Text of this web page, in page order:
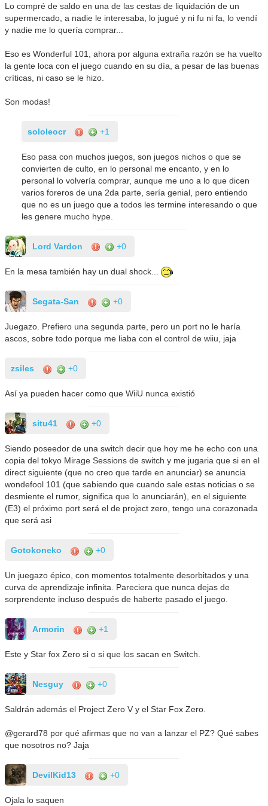
Lo compré de saldo en una de las cestas de liquidación de un
supermercado, a nadie le interesaba, lo jugué y ni fu ni fa, lo vendí
y nadie me lo quería comprar...
Eso es Wonderful 101, ahora por alguna extraña razón se ha vuelto
la gente loca con el juego cuando en su día, a pesar de las buenas
críticas, ni caso se le hizo.
Son modas!
sololeocr +1
Eso pasa con muchos juegos, son juegos nichos o que se
convierten de culto, en lo personal me encanto, y en lo
personal lo volvería comprar, aunque me uno a lo que dicen
varios foreros de una 2da parte, sería genial, pero entiendo
que no es un juego que a todos les termine interesando o que
les genere mucho hype.
Lord Vardon +0
En la mesa también hay un dual shock...
Segata-San +0
Juegazo. Prefiero una segunda parte, pero un port no le haría
ascos, sobre todo porque me liaba con el control de wiiu, jaja
zsiles +0
Así ya pueden hacer como que WiiU nunca existió
situ41 +0
Siendo poseedor de una switch decir que hoy me he echo con una
copia del tokyo Mirage Sessions de switch y me jugaria que si en el
direct siguiente (que no creo que tarde en anunciar) se anuncia
wondefool 101 (que sabiendo que cuando sale estas noticias o se
desmiente el rumor, significa que lo anunciarán), en el siguiente
(E3) el próximo port será el de project zero, tengo una corazonada
que será asi
Gotokoneko +0
Un juegazo épico, con momentos totalmente desorbitados y una
curva de aprendizaje infinita. Pareciera que nunca dejas de
sorprendente incluso después de haberte pasado el juego.
Armorin +1
Este y Star fox Zero si o si que los sacan en Switch.
Nesguy +0
Saldrán además el Project Zero V y el Star Fox Zero.
@gerard78 por qué afirmas que no van a lanzar el PZ? Qué sabes
que nosotros no? Jaja
DevilKid13 +0
Ojala lo saquen